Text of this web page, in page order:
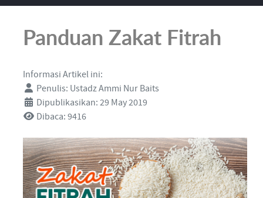
Panduan Zakat Fitrah
Informasi Artikel ini:
Penulis: Ustadz Ammi Nur Baits
Dipublikasikan: 29 May 2019
Dibaca: 9416